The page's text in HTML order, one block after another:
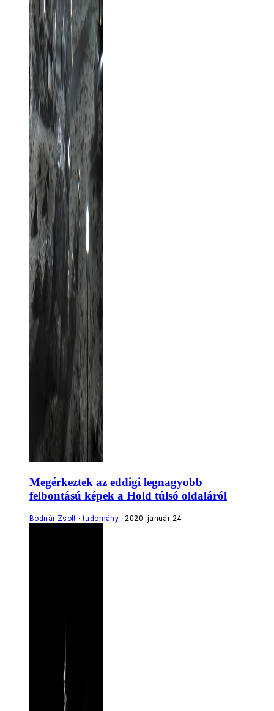
Megérkeztek az eddigi legnagyobb
felbontású képek a Hold túlsó oldaláról
Bodnár Zsolt tudomány 2020. január 24.